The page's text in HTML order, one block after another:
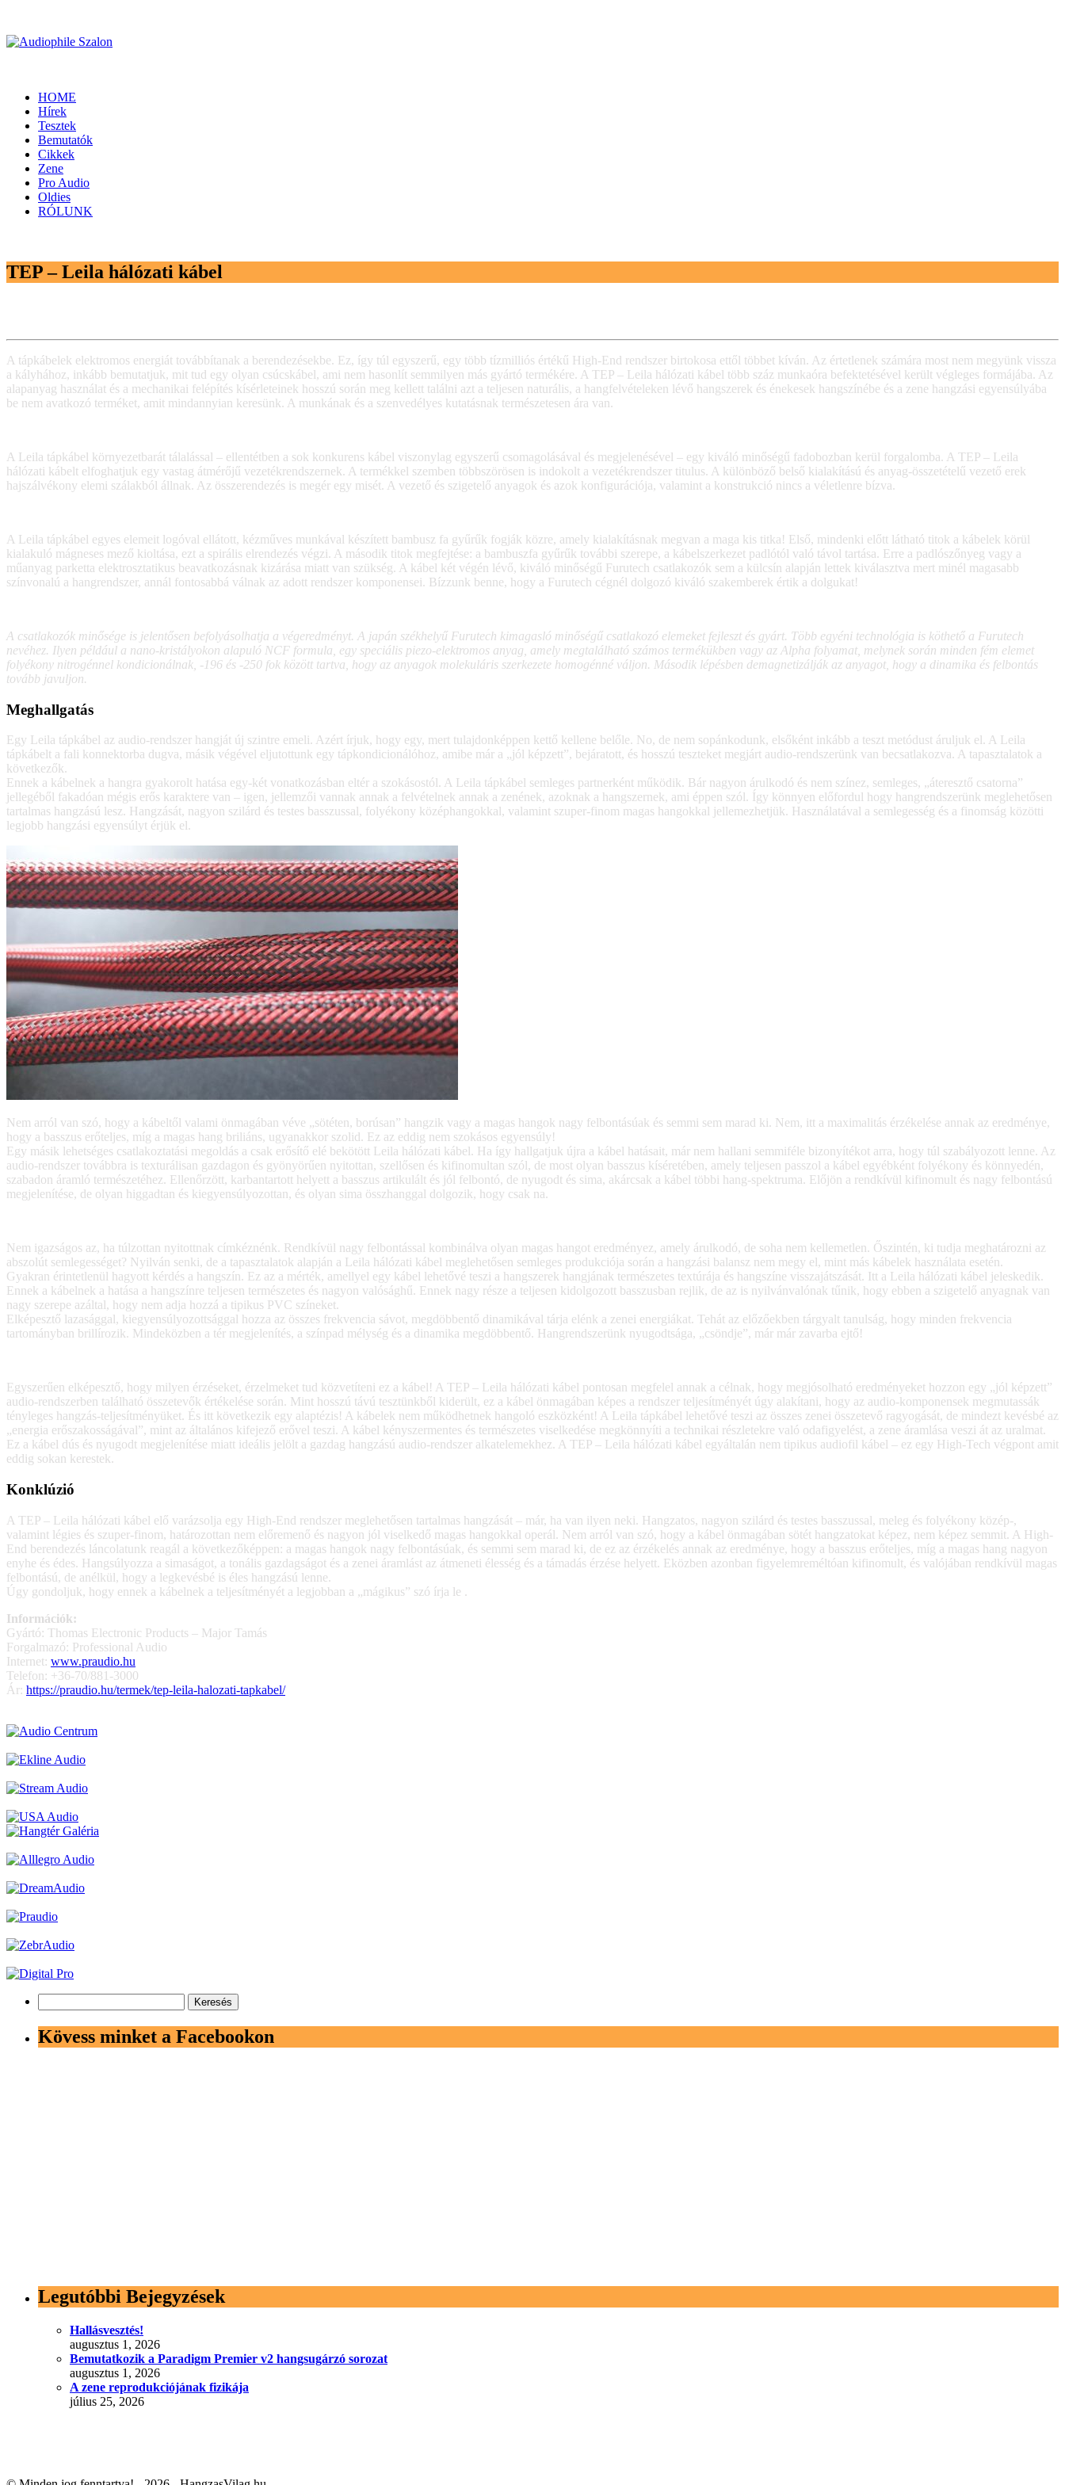
HOME
Hírek
Tesztek
Bemutatók
Cikkek
Zene
Pro Audio
Oldies
RÓLUNK
TEP – Leila hálózati kábel
A tápkábelek elektromos energiát továbbítanak a berendezésekbe. Ez, így túl egyszerű, egy több tízmilliós értékű High-End rendszer birtokosa ettől többet kíván. Az értetlenek számára most nem megyünk vissza
a kályhához, inkább bemutatjuk, mit tud egy olyan csúcskábel, ami nem hasonlít semmilyen más gyártó termékére. A TEP – Leila hálózati kábel több száz munkaóra befektetésével került végleges formájába. Az
alapanyag használat és a mechanikai felépítés kísérleteinek hosszú során meg kellett találni azt a teljesen naturális, a hangfelvételeken lévő hangszerek és énekesek hangszínébe és a zene hangzási egyensúlyába
be nem avatkozó terméket, amit mindannyian keresünk. A munkának és a szenvedélyes kutatásnak természetesen ára van.
A Leila tápkábel környezetbarát tálalással – ellentétben a sok konkurens kábel viszonylag egyszerű csomagolásával és megjelenésével – egy kiváló minőségű fadobozban kerül forgalomba. A TEP – Leila
hálózati kábelt elfoghatjuk egy vastag átmérőjű vezetékrendszernek. A termékkel szemben többszörösen is indokolt a vezetékrendszer titulus. A különböző belső kialakítású és anyag-összetételű vezető erek
hajszálvékony elemi szálakból állnak. Az összerendezés is megér egy misét. A vezető és szigetelő anyagok és azok konfigurációja, valamint a konstrukció nincs a véletlenre bízva.
A Leila tápkábel egyes elemeit logóval ellátott, kézműves munkával készített bambusz fa gyűrűk fogják közre, amely kialakításnak megvan a maga kis titka! Első, mindenki előtt látható titok a kábelek körül
kialakuló mágneses mező kioltása, ezt a spirális elrendezés végzi. A második titok megfejtése: a bambuszfa gyűrűk további szerepe, a kábelszerkezet padlótól való távol tartása. Erre a padlószőnyeg vagy a
műanyag parketta elektrosztatikus beavatkozásnak kizárása miatt van szükség. A kábel két végén lévő, kiváló minőségű Furutech csatlakozók sem a külcsín alapján lettek kiválasztva mert minél magasabb
színvonalú a hangrendszer, annál fontosabbá válnak az adott rendszer komponensei. Bízzunk benne, hogy a Furutech cégnél dolgozó kiváló szakemberek értik a dolgukat!
A csatlakozók minősége is jelentősen befolyásolhatja a végeredményt. A japán székhelyű Furutech kimagasló minőségű csatlakozó elemeket fejleszt és gyárt. Több egyéni technológia is köthető a Furutech
nevéhez. Ilyen például a nano-kristályokon alapuló NCF formula, egy speciális piezo-elektromos anyag, amely megtalálható számos termékükben vagy az Alpha folyamat, melynek során minden fém elemet
folyékony nitrogénnel kondicionálnak, -196 és -250 fok között tartva, hogy az anyagok molekuláris szerkezete homogénné váljon. Második lépésben demagnetizálják az anyagot, hogy a dinamika és felbontás
tovább javuljon.
Meghallgatás
Egy Leila tápkábel az audio-rendszer hangját új szintre emeli. Azért írjuk, hogy egy, mert tulajdonképpen kettő kellene belőle. No, de nem sopánkodunk, elsőként inkább a teszt metódust áruljuk el. A Leila
tápkábelt a fali konnektorba dugva, másik végével eljutottunk egy tápkondicionálóhoz, amibe már a „jól képzett”, bejáratott, és hosszú teszteket megjárt audio-rendszerünk van becsatlakozva. A tapasztalatok a
következők.
Ennek a kábelnek a hangra gyakorolt hatása egy-két vonatkozásban eltér a szokásostól. A Leila tápkábel semleges partnerként működik. Bár nagyon árulkodó és nem színez, semleges, „áteresztő csatorna”
jellegéből fakadóan mégis erős karaktere van – igen, jellemzői vannak annak a felvételnek annak a zenének, azoknak a hangszernek, ami éppen szól. Így könnyen előfordul hogy hangrendszerünk meglehetősen
tartalmas hangzású lesz. Hangzását, nagyon szilárd és testes basszussal, folyékony középhangokkal, valamint szuper-finom magas hangokkal jellemezhetjük. Használatával a semlegesség és a finomság közötti
legjobb hangzási egyensúlyt érjük el.
Nem arról van szó, hogy a kábeltől valami önmagában véve „sötéten, borúsan” hangzik vagy a magas hangok nagy felbontásúak és semmi sem marad ki. Nem, itt a maximalitás érzékelése annak az eredménye,
hogy a basszus erőteljes, míg a magas hang briliáns, ugyanakkor szolid. Ez az eddig nem szokásos egyensúly!
Egy másik lehetséges csatlakoztatási megoldás a csak erősítő elé bekötött Leila hálózati kábel. Ha így hallgatjuk újra a kábel hatásait, már nem hallani semmiféle bizonyítékot arra, hogy túl szabályozott lenne. Az
audio-rendszer továbbra is texturálisan gazdagon és gyönyörűen nyitottan, szellősen és kifinomultan szól, de most olyan basszus kíséretében, amely teljesen passzol a kábel egyébként folyékony és könnyedén,
szabadon áramló természetéhez. Ellenőrzött, karbantartott helyett a basszus artikulált és jól felbontó, de nyugodt és sima, akárcsak a kábel többi hang-spektruma. Előjön a rendkívül kifinomult és nagy felbontású
megjelenítése, de olyan higgadtan és kiegyensúlyozottan, és olyan sima összhanggal dolgozik, hogy csak na.
Nem igazságos az, ha túlzottan nyitottnak címkéznénk. Rendkívül nagy felbontással kombinálva olyan magas hangot eredményez, amely árulkodó, de soha nem kellemetlen. Őszintén, ki tudja meghatározni az
abszolút semlegességet? Nyilván senki, de a tapasztalatok alapján a Leila hálózati kábel meglehetősen semleges produkciója során a hangzási balansz nem megy el, mint más kábelek használata esetén.
Gyakran érintetlenül hagyott kérdés a hangszín. Ez az a mérték, amellyel egy kábel lehetővé teszi a hangszerek hangjának természetes textúrája és hangszíne visszajátszását. Itt a Leila hálózati kábel jeleskedik.
Ennek a kábelnek a hatása a hangszínre teljesen természetes és nagyon valósághű. Ennek nagy része a teljesen kidolgozott basszusban rejlik, de az is nyilvánvalónak tűnik, hogy ebben a szigetelő anyagnak van
nagy szerepe azáltal, hogy nem adja hozzá a tipikus PVC színeket.
Elképesztő lazasággal, kiegyensúlyozottsággal hozza az összes frekvencia sávot, megdöbbentő dinamikával tárja elénk a zenei energiákat. Tehát az előzőekben tárgyalt tanulság, hogy minden frekvencia
tartományban brillírozik. Mindeközben a tér megjelenítés, a színpad mélység és a dinamika megdöbbentő. Hangrendszerünk nyugodtsága, „csöndje”, már már zavarba ejtő!
Egyszerűen elképesztő, hogy milyen érzéseket, érzelmeket tud közvetíteni ez a kábel! A TEP – Leila hálózati kábel pontosan megfelel annak a célnak, hogy megjósolható eredményeket hozzon egy „jól képzett”
audio-rendszerben található összetevők értékelése során. Mint hosszú távú tesztünkből kiderült, ez a kábel önmagában képes a rendszer teljesítményét úgy alakítani, hogy az audio-komponensek megmutassák
tényleges hangzás-teljesítményüket. És itt következik egy alaptézis! A kábelek nem működhetnek hangoló eszközként! A Leila tápkábel lehetővé teszi az összes zenei összetevő ragyogását, de mindezt kevésbé az
„energia erőszakosságával”, mint az általános kifejező erővel teszi. A kábel kényszermentes és természetes viselkedése megkönnyíti a technikai részletekre való odafigyelést, a zene áramlása veszi át az uralmat.
Ez a kábel dús és nyugodt megjelenítése miatt ideális jelölt a gazdag hangzású audio-rendszer alkatelemekhez. A TEP – Leila hálózati kábel egyáltalán nem tipikus audiofil kábel – ez egy High-Tech végpont amit
eddig sokan kerestek.
Konklúzió
A TEP – Leila hálózati kábel elő varázsolja egy High-End rendszer meglehetősen tartalmas hangzását – már, ha van ilyen neki. Hangzatos, nagyon szilárd és testes basszussal, meleg és folyékony közép-,
valamint légies és szuper-finom, határozottan nem előremenő és nagyon jól viselkedő magas hangokkal operál. Nem arról van szó, hogy a kábel önmagában sötét hangzatokat képez, nem képez semmit. A High-
End berendezés láncolatunk reagál a következőképpen: a magas hangok nagy felbontásúak, és semmi sem marad ki, de ez az érzékelés annak az eredménye, hogy a basszus erőteljes, míg a magas hang nagyon
enyhe és édes. Hangsúlyozza a simaságot, a tonális gazdagságot és a zenei áramlást az átmeneti élesség és a támadás érzése helyett. Eközben azonban figyelemreméltóan kifinomult, és valójában rendkívül magas
felbontású, de anélkül, hogy a legkevésbé is éles hangzású lenne.
Úgy gondoljuk, hogy ennek a kábelnek a teljesítményét a legjobban a „mágikus” szó írja le .
Információk:
Gyártó: Thomas Electronic Products – Major Tamás
Forgalmazó: Professional Audio
Internet: www.praudio.hu
Telefon: +36-70/881-3000
Ár: https://praudio.hu/termek/tep-leila-halozati-tapkabel/
Kövess minket a Facebookon
Legutóbbi Bejegyzések
Hallásvesztés!
augusztus 1, 2026
Bemutatkozik a Paradigm Premier v2 hangsugárzó sorozat
augusztus 1, 2026
A zene reprodukciójának fizikája
július 25, 2026